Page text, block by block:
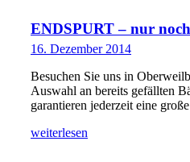
ENDSPURT – nur
16. Dezember 2014
Besuchen Sie uns in
Auswahl an bereits gefällten
garantieren jederzeit eine
weiterlesen